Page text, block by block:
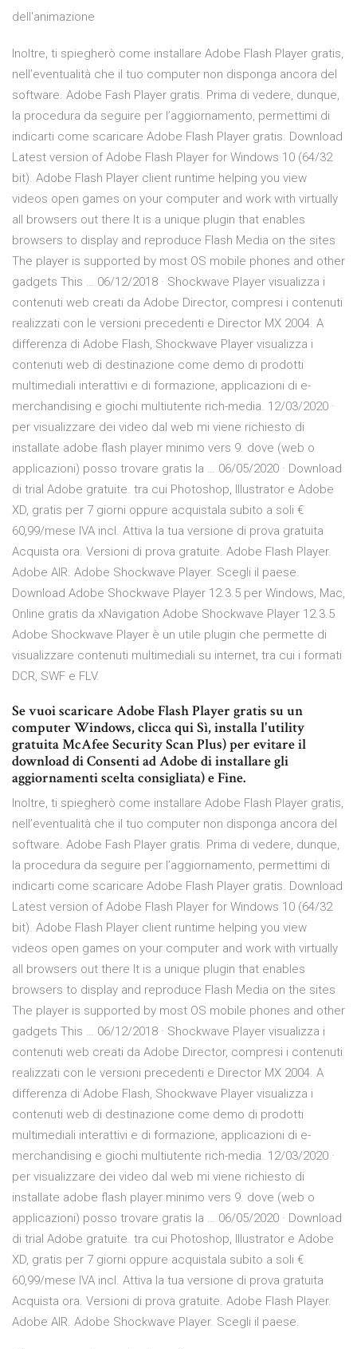
dell'animazione
Inoltre, ti spiegherò come installare Adobe Flash Player gratis,
nell’eventualità che il tuo computer non disponga ancora del
software. Adobe Fash Player gratis. Prima di vedere, dunque,
la procedura da seguire per l’aggiornamento, permettimi di
indicarti come scaricare Adobe Flash Player gratis. Download
Latest version of Adobe Flash Player for Windows 10 (64/32
bit). Adobe Flash Player client runtime helping you view
videos open games on your computer and work with virtually
all browsers out there It is a unique plugin that enables
browsers to display and reproduce Flash Media on the sites
The player is supported by most OS mobile phones and other
gadgets This … 06/12/2018 · Shockwave Player visualizza i
contenuti web creati da Adobe Director, compresi i contenuti
realizzati con le versioni precedenti e Director MX 2004. A
differenza di Adobe Flash, Shockwave Player visualizza i
contenuti web di destinazione come demo di prodotti
multimediali interattivi e di formazione, applicazioni di e-
merchandising e giochi multiutente rich-media. 12/03/2020 ·
per visualizzare dei video dal web mi viene richiesto di
installate adobe flash player minimo vers 9. dove (web o
applicazioni) posso trovare gratis la … 06/05/2020 · Download
di trial Adobe gratuite. tra cui Photoshop, Illustrator e Adobe
XD, gratis per 7 giorni oppure acquistala subito a soli €
60,99/mese IVA incl. Attiva la tua versione di prova gratuita
Acquista ora. Versioni di prova gratuite. Adobe Flash Player.
Adobe AIR. Adobe Shockwave Player. Scegli il paese.
Download Adobe Shockwave Player 12.3.5 per Windows, Mac,
Online gratis da xNavigation Adobe Shockwave Player 12.3.5
Adobe Shockwave Player è un utile plugin che permette di
visualizzare contenuti multimediali su internet, tra cui i formati
DCR, SWF e FLV.
Se vuoi scaricare Adobe Flash Player gratis su un
computer Windows, clicca qui Sì, installa l'utility
gratuita McAfee Security Scan Plus) per evitare il
download di Consenti ad Adobe di installare gli
aggiornamenti scelta consigliata) e Fine.
Inoltre, ti spiegherò come installare Adobe Flash Player gratis,
nell’eventualità che il tuo computer non disponga ancora del
software. Adobe Fash Player gratis. Prima di vedere, dunque,
la procedura da seguire per l’aggiornamento, permettimi di
indicarti come scaricare Adobe Flash Player gratis. Download
Latest version of Adobe Flash Player for Windows 10 (64/32
bit). Adobe Flash Player client runtime helping you view
videos open games on your computer and work with virtually
all browsers out there It is a unique plugin that enables
browsers to display and reproduce Flash Media on the sites
The player is supported by most OS mobile phones and other
gadgets This … 06/12/2018 · Shockwave Player visualizza i
contenuti web creati da Adobe Director, compresi i contenuti
realizzati con le versioni precedenti e Director MX 2004. A
differenza di Adobe Flash, Shockwave Player visualizza i
contenuti web di destinazione come demo di prodotti
multimediali interattivi e di formazione, applicazioni di e-
merchandising e giochi multiutente rich-media. 12/03/2020 ·
per visualizzare dei video dal web mi viene richiesto di
installate adobe flash player minimo vers 9. dove (web o
applicazioni) posso trovare gratis la … 06/05/2020 · Download
di trial Adobe gratuite. tra cui Photoshop, Illustrator e Adobe
XD, gratis per 7 giorni oppure acquistala subito a soli €
60,99/mese IVA incl. Attiva la tua versione di prova gratuita
Acquista ora. Versioni di prova gratuite. Adobe Flash Player.
Adobe AIR. Adobe Shockwave Player. Scegli il paese.